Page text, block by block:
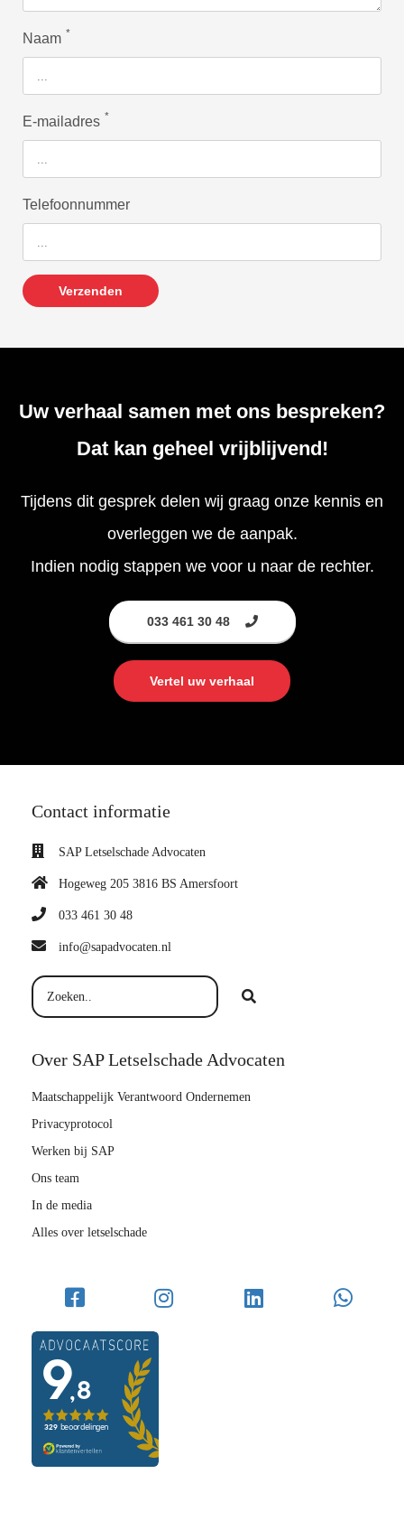
Naam *
E-mailadres *
Telefoonnummer
Verzenden
Uw verhaal samen met ons bespreken?
Dat kan geheel vrijblijvend!
Tijdens dit gesprek delen wij graag onze kennis en
overleggen we de aanpak.
Indien nodig stappen we voor u naar de rechter.
033 461 30 48
Vertel uw verhaal
Contact informatie
SAP Letselschade Advocaten
Hogeweg 205 3816 BS Amersfoort
033 461 30 48
info@sapadvocaten.nl
Over SAP Letselschade Advocaten
Maatschappelijk Verantwoord Ondernemen
Privacyprotocol
Werken bij SAP
Ons team
In de media
Alles over letselschade